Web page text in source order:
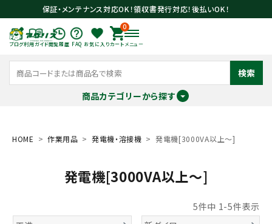
保証・メンテナンス対応OK！領収書発行対応！後払いOK！
ブログ利用ガイド閲覧履歴 FAQ お気に入り
0
カート メニュー
検索
商品カテゴリーから探す
meeting_room ログイン person 会員登録
search
HOME 作業用品 発電機・溶接機 発電機[3000VA以上～]
発電機[3000VA以上～]
5件中 1-5件表示